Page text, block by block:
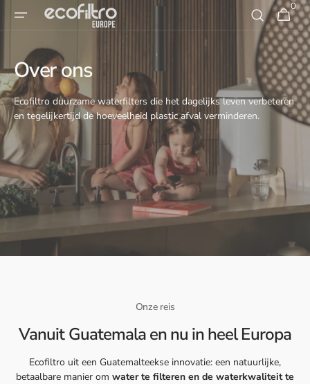
naar
0
0
artikelen
Over ons
Ecofiltro duurzame waterfilters die het dagelijks leven verbeteren
en tegelijkertijd de hoeveelheid plastic afval verminderen.
Onze reis
Vanuit Guatemala en nu in heel Europa
Ecofiltro uit een Guatemalteekse innovatie: een natuurlijke,
betaalbare manier om water te filteren en de waterkwaliteit te